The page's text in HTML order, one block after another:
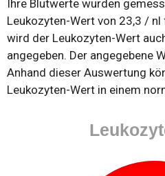
Ihre Blutwerte wurden
Leukozyten-Wert von 23,3 /
wird der Leukozyten-Wert
angegeben. Der angegebene
Anhand dieser Auswertung
Leukozyten-Wert in einem